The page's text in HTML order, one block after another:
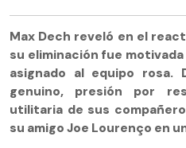
Max Dech reveló en el
su eliminación fue
asignado al equipo rosa.
genuino, presión por
utilitaria de sus
su amigo Joe Lourenço en